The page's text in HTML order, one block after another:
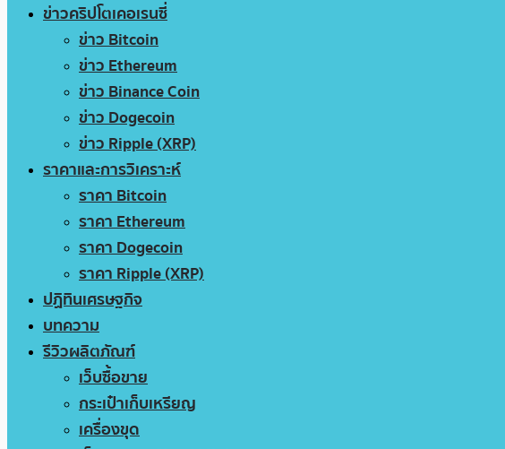
ข่าวคริปโตเคอเรนซี่
ข่าว Bitcoin
ข่าว Ethereum
ข่าว Binance Coin
ข่าว Dogecoin
ข่าว Ripple (XRP)
ราคาและการวิเคราะห์
ราคา Bitcoin
ราคา Ethereum
ราคา Dogecoin
ราคา Ripple (XRP)
ปฏิทินเศรษฐกิจ
บทความ
รีวิวผลิตภัณฑ์
เว็บซื้อขาย
กระเป๋าเก็บเหรียญ
เครื่องขุด